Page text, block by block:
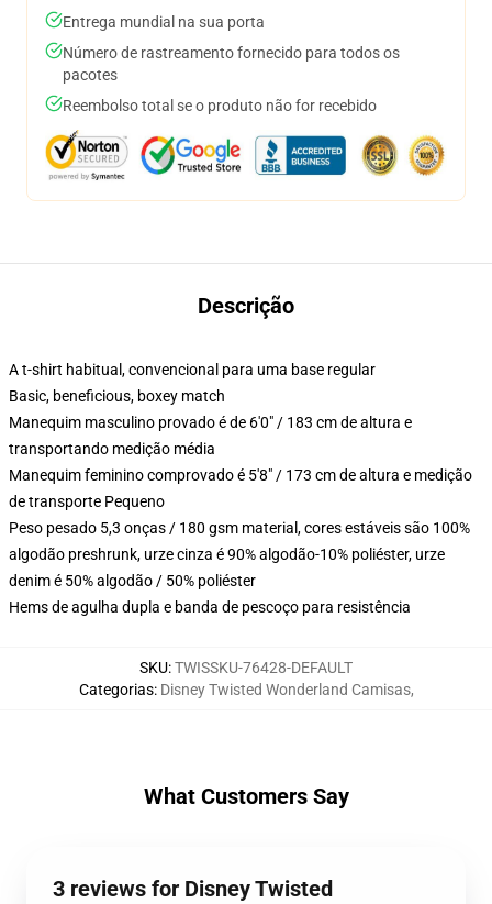
Entrega mundial na sua porta
Número de rastreamento fornecido para todos os
pacotes
Reembolso total se o produto não for recebido
Descrição
A t-shirt habitual, convencional para uma base regular
Basic, beneficious, boxey match
Manequim masculino provado é de 6'0" / 183 cm de altura e
transportando medição média
Manequim feminino comprovado é 5'8" / 173 cm de altura e medição
de transporte Pequeno
Peso pesado 5,3 onças / 180 gsm material, cores estáveis são 100%
algodão preshrunk, urze cinza é 90% algodão-10% poliéster, urze
denim é 50% algodão / 50% poliéster
Hems de agulha dupla e banda de pescoço para resistência
SKU:TWISSKU-76428-DEFAULT
Categorias: Disney Twisted Wonderland Camisas,
What Customers Say
3 reviews for Disney Twisted